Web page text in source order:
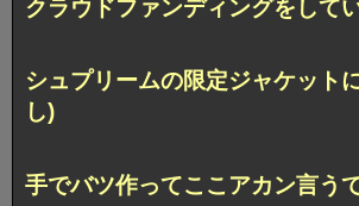
クラウドファンディングをし
シュプリームの限定ジャケッ
し)
手でバツ作ってここアカン言